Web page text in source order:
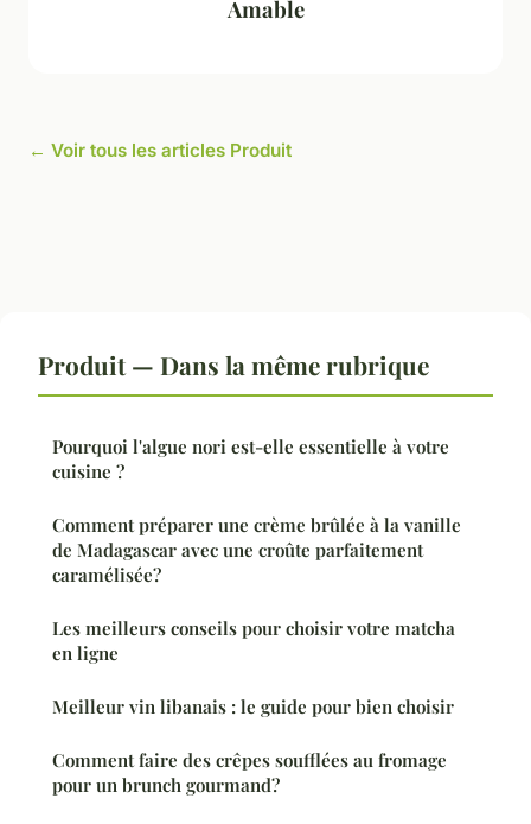
Amable
← Voir tous les articles Produit
Produit — Dans la même rubrique
Pourquoi l'algue nori est-elle essentielle à votre
cuisine ?
Comment préparer une crème brûlée à la vanille
de Madagascar avec une croûte parfaitement
caramélisée?
Les meilleurs conseils pour choisir votre matcha
en ligne
Meilleur vin libanais : le guide pour bien choisir
Comment faire des crêpes soufflées au fromage
pour un brunch gourmand?